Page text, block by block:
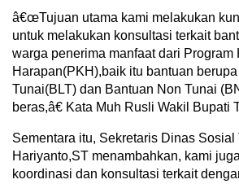
â€œTujuan utama kami melakukan
untuk melakukan konsultasi terkait
warga penerima manfaat dari Program
Harapan(PKH),baik itu bantuan
Tunai(BLT) dan Bantuan Non Tunai
beras,â€ Kata Muh Rusli Wakil Bupati
Sementara itu, Sekretaris Dinas Sosial
Hariyanto,ST menambahkan, kami
koordinasi dan konsultasi terkait